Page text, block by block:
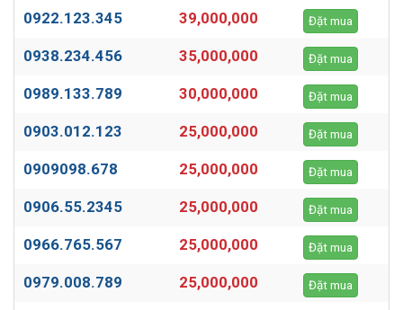
0922.123.345 39,000,000 Đặt mua
0938.234.456 35,000,000 Đặt mua
0989.133.789 30,000,000 Đặt mua
0903.012.123 25,000,000 Đặt mua
0909098.678 25,000,000 Đặt mua
0906.55.2345 25,000,000 Đặt mua
0966.765.567 25,000,000 Đặt mua
0979.008.789 25,000,000 Đặt mua